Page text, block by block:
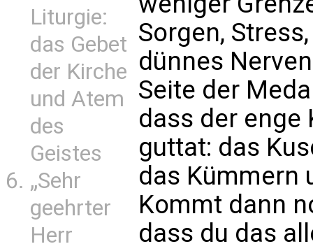
Liturgie:
das Gebet
der Kirche
und Atem
des
Geistes
„Sehr
geehrter
Herr
Sorgen,
dünnes
Seite der
dass der enge
guttat: das
das Kümmern
Kommt dann
dass du das